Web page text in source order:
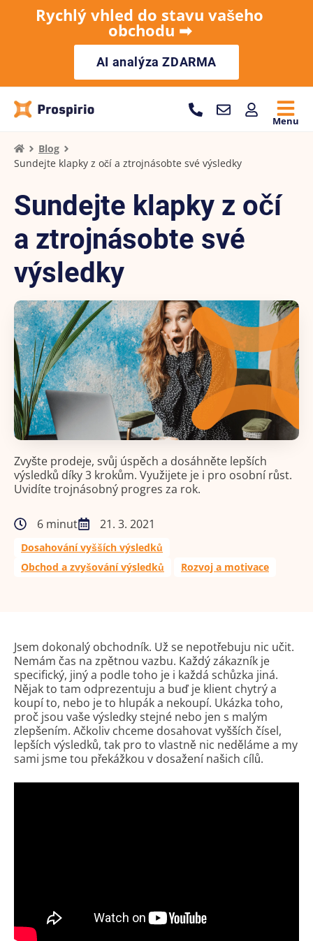
Rychlý vhled do stavu vašeho
obchodu ➡︎
AI analýza ZDARMA
Menu
Blog
Sundejte klapky z očí a ztrojnásobte své výsledky
Sundejte klapky z očí
a ztrojnásobte své
výsledky
Zvyšte prodeje, svůj úspěch a dosáhněte lepších
výsledků díky 3 krokům. Využijete je i pro osobní růst.
Uvidíte trojnásobný progres za rok.
6 minut 21. 3. 2021
Dosahování vyšších výsledků
Obchod a zvyšování výsledků
Rozvoj a motivace
Jsem dokonalý obchodník. Už se nepotřebuju nic učit.
Nemám čas na zpětnou vazbu. Každý zákazník je
specifický, jiný a podle toho je i každá schůzka jiná.
Nějak to tam odprezentuju a buď je klient chytrý a
koupí to, nebo je to hlupák a nekoupí. Ukázka toho,
proč jsou vaše výsledky stejné nebo jen s malým
zlepšením. Ačkoliv chceme dosahovat vyšších čísel,
lepších výsledků, tak pro to vlastně nic neděláme a my
sami jsme tou překážkou v dosažení našich cílů.